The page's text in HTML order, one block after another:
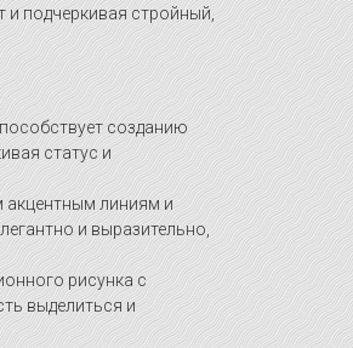
подчеркивая стройный,
созданию
статус и
линиям и
и выразительно,
рисунка с
выделиться и